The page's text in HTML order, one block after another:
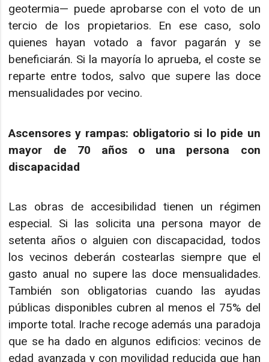
geotermia— puede aprobarse con el voto de un
tercio de los propietarios. En ese caso, solo
quienes hayan votado a favor pagarán y se
beneficiarán. Si la mayoría lo aprueba, el coste se
reparte entre todos, salvo que supere las doce
mensualidades por vecino.
Ascensores y rampas: obligatorio si lo pide un
mayor de 70 años o una persona con
discapacidad
Las obras de accesibilidad tienen un régimen
especial. Si las solicita una persona mayor de
setenta años o alguien con discapacidad, todos
los vecinos deberán costearlas siempre que el
gasto anual no supere las doce mensualidades.
También son obligatorias cuando las ayudas
públicas disponibles cubren al menos el 75% del
importe total. Irache recoge además una paradoja
que se ha dado en algunos edificios: vecinos de
edad avanzada y con movilidad reducida que han